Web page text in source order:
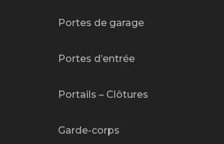
Portes de garage
Portes d’entrée
Portails – Clôtures
Garde-corps